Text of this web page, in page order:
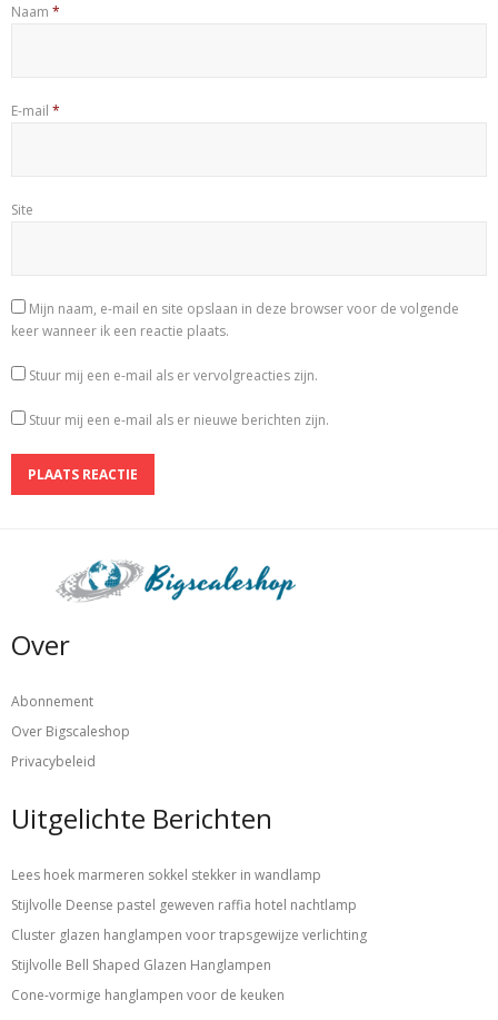
Naam *
E-mail *
Site
Mijn naam, e-mail en site opslaan in deze browser voor de volgende
keer wanneer ik een reactie plaats.
Stuur mij een e-mail als er vervolgreacties zijn.
Stuur mij een e-mail als er nieuwe berichten zijn.
Over
Abonnement
Over Bigscaleshop
Privacybeleid
Uitgelichte Berichten
Lees hoek marmeren sokkel stekker in wandlamp
Stijlvolle Deense pastel geweven raffia hotel nachtlamp
Cluster glazen hanglampen voor trapsgewijze verlichting
Stijlvolle Bell Shaped Glazen Hanglampen
Cone-vormige hanglampen voor de keuken